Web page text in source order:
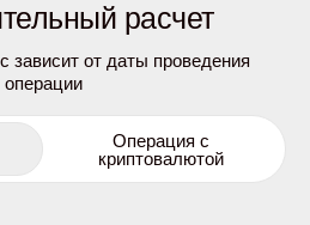
расчет
зависит от даты проведения
операции
Операция с
криптовалютой